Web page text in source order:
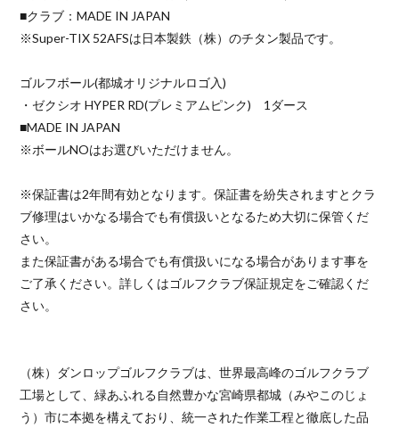
■クラブ：MADE IN JAPAN
※Super-TIX 52AFSは日本製鉄（株）のチタン製品です。
ゴルフボール(都城オリジナルロゴ入)
・ゼクシオ HYPER RD(プレミアムピンク) 1ダース
■MADE IN JAPAN
※ボールNOはお選びいただけません。
※保証書は2年間有効となります。保証書を紛失されますとクラ
ブ修理はいかなる場合でも有償扱いとなるため大切に保管くだ
さい。
また保証書がある場合でも有償扱いになる場合があります事を
ご了承ください。詳しくはゴルフクラブ保証規定をご確認くだ
さい。
（株）ダンロップゴルフクラブは、世界最高峰のゴルフクラブ
工場として、緑あふれる自然豊かな宮崎県都城（みやこのじょ
う）市に本拠を構えており、統一された作業工程と徹底した品